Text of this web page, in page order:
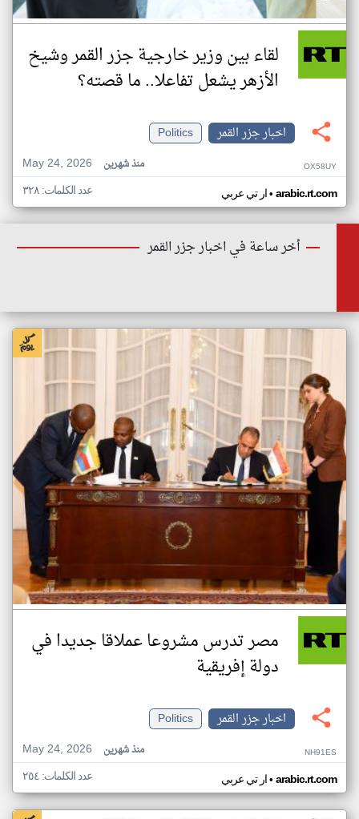
لقاء بين وزير خارجية جزر القمر وشيخ
الأزهر يشعل تفاعلا.. ما قصته؟
اخبار جزر القمر
Politics
May 24, 2026
منذ شهرين OX58UY
ار تي عربي• arabic.rt.com عدد الكلمات: ٣٢٨
أخر ساعة في اخبار جزر القمر
مصر تدرس مشروعا عملاقا جديدا في
دولة إفريقية
اخبار جزر القمر
Politics
May 24, 2026
منذ شهرين NH91ES
ار تي عربي• arabic.rt.com عدد الكلمات: ٢٥٤